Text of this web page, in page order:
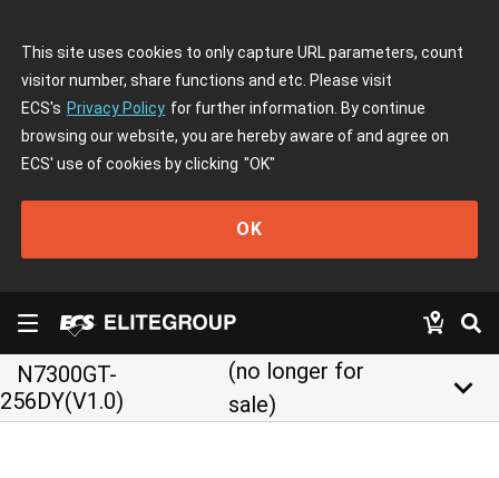
This site uses cookies to only capture URL parameters, count
visitor number, share functions and etc. Please visit
ECS's Privacy Policy for further information. By continue
browsing our website, you are hereby aware of and agree on
ECS' use of cookies by clicking "OK"
OK
N7300GT-
256DY(V1.0)
(no longer for
sale)
keyboard_arrow_down